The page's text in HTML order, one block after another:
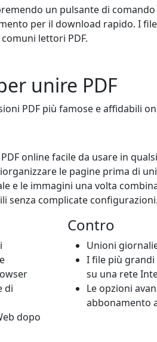
un pulsante di
per il download rapido. I
lettori PDF.
unire PDF
PDF più famose e affidabili
online facile da usare in
le pagine prima di
e le immagini una volta
senza complicate configurazioni.
di
dopo
Contro
Unioni
I file più
su una rete
Le opzioni
abbonamento